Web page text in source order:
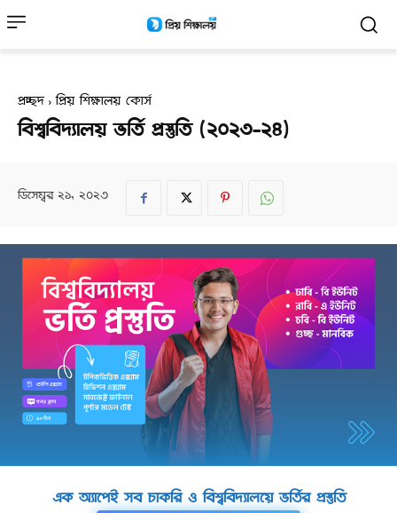
প্রচ্ছদ প্রিয় শিক্ষালয় কোর্স
বিশ্ববিদ্যালয় ভর্তি প্রস্তুতি (২০২৩-২৪)
ডিসেম্বর ২১, ২০২৩
এক অ্যাপেই সব চাকরি ও বিশ্ববিদ্যালয়ে ভর্তির প্রস্তুতি